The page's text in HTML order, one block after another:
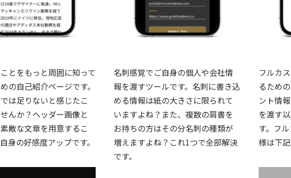
とをもっと周囲に知って
の自己紹介ページです。
は足りないと感じたこ
んか？ヘッダー画像と
敵な文章を用意するこ
身の好感度アップです。
名刺感覚でご自身の個人や会社情
報を渡すツールです。名刺に書き込
める情報は紙の大きさに限られて
いますよね？また、複数の肩書を
お持ちの方はその分名刺の種類が
増えますよね？これ1つで全部解決
です。
フルカ
るため
ント情
を渡す
す。フ
様は下